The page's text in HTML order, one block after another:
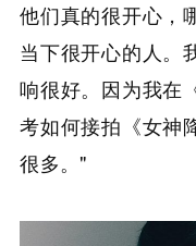
他们真的很开心，
当下很开心的人。
响很好。因为我在
考如何接拍《女神
很多。"